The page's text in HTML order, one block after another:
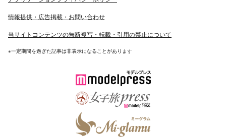
情報提供・広告掲載・お問い合わせ
当サイトコンテンツの無断複写・転載・引用の禁止について
※一定期間を過ぎた記事は非表示になることがあります